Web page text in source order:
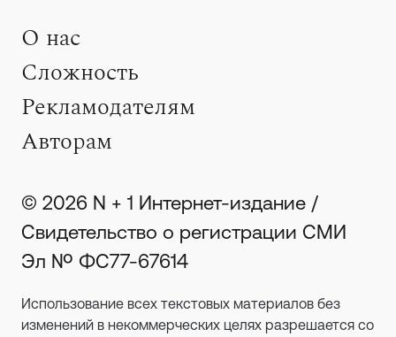
О нас
Сложность
Рекламодателям
Авторам
© 2026 N + 1 Интернет-издание /
Свидетельство о регистрации СМИ
Эл № ФС77-67614
Использование всех текстовых материалов без
изменений в некоммерческих целях разрешается со